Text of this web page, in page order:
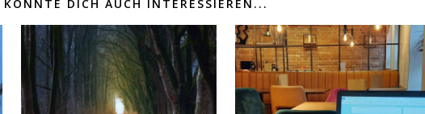
KÖNNTE DICH AUCH INTERESSIEREN...